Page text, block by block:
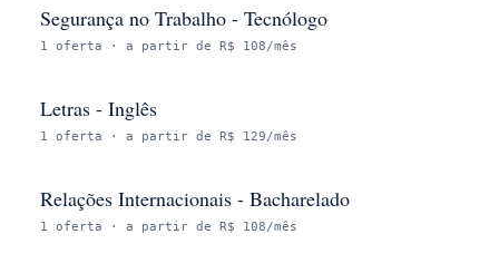
Segurança no Trabalho - Tecnólogo
1 oferta · a partir de R$ 108/mês
Letras - Inglês
1 oferta · a partir de R$ 129/mês
Relações Internacionais - Bacharelado
1 oferta · a partir de R$ 108/mês